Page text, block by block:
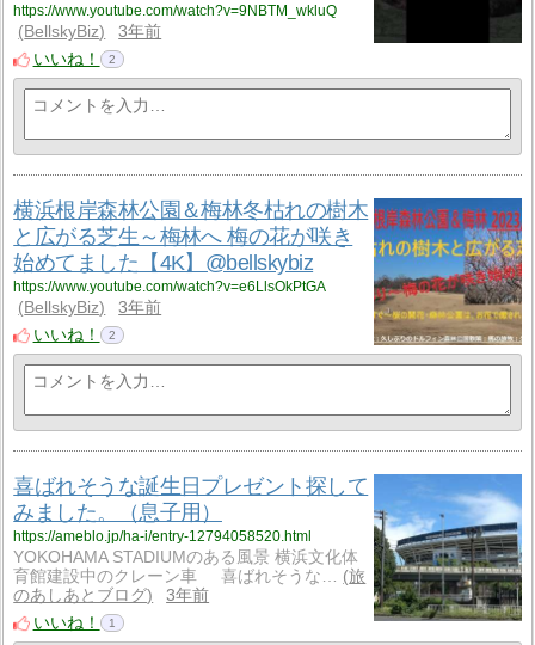
https://www.youtube.com/watch?v=9NBTM_wkluQ
BellskyBiz
3年前
いいね！
2
横浜根岸森林公園＆梅林冬枯れの樹木
と広がる芝生～梅林へ 梅の花が咲き
始めてました【4K】@bellskybiz
https://www.youtube.com/watch?v=e6LlsOkPtGA
BellskyBiz
3年前
いいね！
2
喜ばれそうな誕生日プレゼント探して
みました。（息子用）
https://ameblo.jp/ha-i/entry-12794058520.html
YOKOHAMA STADIUMのある風景 横浜文化体
育館建設中のクレーン車 喜ばれそうな…
旅
のあしあとブログ
3年前
いいね！
1